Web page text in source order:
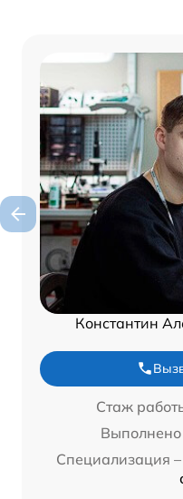
Константин
Стаж
Выполнено
Специализация –